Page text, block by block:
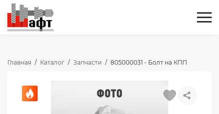
Главная / Каталог / Запчасти / 805000031 - Болт на КПП